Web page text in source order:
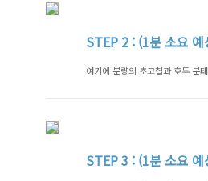
STEP2 : (1분 소요 예
여기에 분량의 초코칩과 호두 분
STEP3 : (1분 소요 예